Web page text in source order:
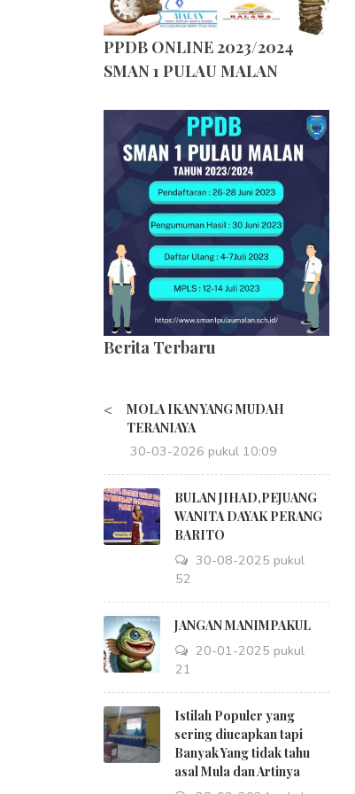
PPDB ONLINE 2023/2024
SMAN 1 PULAU MALAN
Berita Terbaru
<
MOLA IKAN YANG MUDAH
TERANIAYA
30-03-2026 pukul 10:09
BULAN JIHAD,PEJUANG
WANITA DAYAK PERANG
BARITO
30-08-2025 pukul
18:52
JANGAN MANIMPAKUL
20-01-2025 pukul
09:21
Istilah Populer yang
sering diucapkan tapi
Banyak Yang tidak tahu
asal Mula dan Artinya